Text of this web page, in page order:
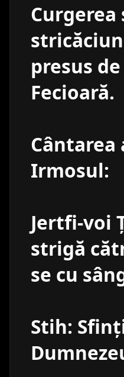
presus
Fecioară.
Cântarea
Irmosul:
Jertfi-voi
strigă
se cu
Stih: